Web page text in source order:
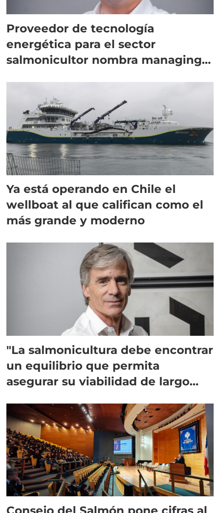
Proveedor de tecnología
energética para el sector
salmonicultor nombra managing
Ya está operando en Chile el
wellboat al que califican como el
más grande y moderno
"La salmonicultura debe encontrar
un equilibrio que permita
asegurar su viabilidad de largo